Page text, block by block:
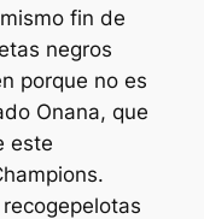
fin de
negros
porque no es
Onana, que
este